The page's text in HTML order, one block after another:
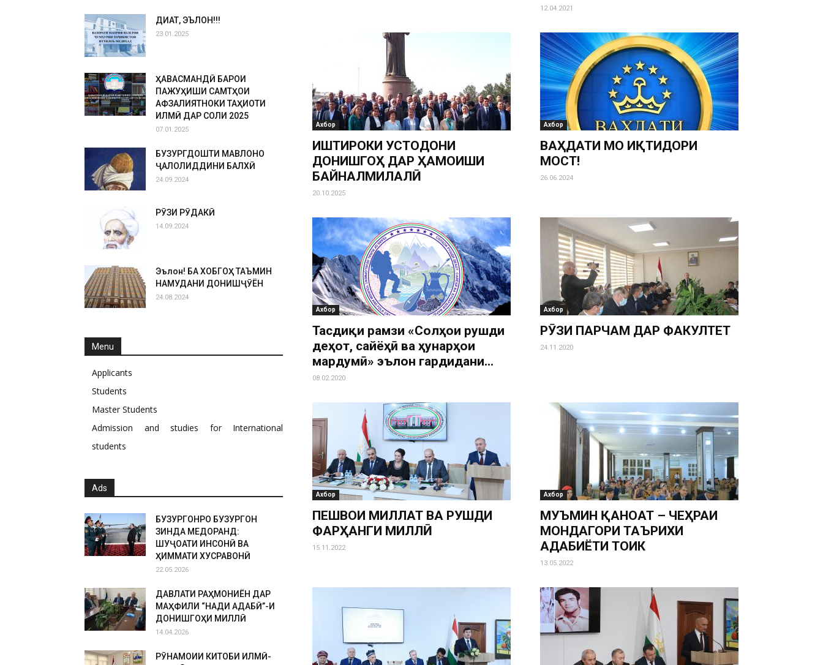
12.04.2021
Ахбор
ИШТИРОКИ УСТОДОНИ
ДОНИШГОҲ ДАР ҲАМОИШИ
БАЙНАЛМИЛАЛӢ
20.10.2025
Ахбор
ВАҲДАТИ МО ИҚТИДОРИ
МОСТ!
26.06.2024
Ахбор
Тасдиқи рамзи «Солҳои рушди
деҳот, сайёҳӣ ва ҳунарҳои
мардумӣ» эълон гардидани...
08.02.2020
Ахбор
РӮЗИ ПАРЧАМ ДАР ФАКУЛТЕТ
24.11.2020
Ахбор
ПЕШВОИ МИЛЛАТ ВА РУШДИ
ФАРҲАНГИ МИЛЛӢ
15.11.2022
Ахбор
МУЪМИН ҚАНОАТ – ЧЕҲРАИ
МОНДАГОРИ ТАЪРИХИ
АДАБИЁТИ ТОҶИК
13.05.2022
ДИҚҚАТ, ЭЪЛОН!!!
23.01.2025
ҲАВАСМАНДӢ БАРОИ
ПАЖУҲИШИ САМТҲОИ
АФЗАЛИЯТНОКИ ТАҲҚИҚОТИ
ИЛМӢ ДАР СОЛИ 2025
07.01.2025
БУЗУРГДОШТИ МАВЛОНО
ҶАЛОЛИДДИНИ БАЛХӢ
24.09.2024
РӮЗИ РӮДАКӢ
14.09.2024
Эълон! БА ХОБГОҲ ТАЪМИН
НАМУДАНИ ДОНИШҶӮЁН
24.08.2024
Menu
Applicants
Students
Master Students
Admission and studies for International
students
Ads
БУЗУРГОНРО БУЗУРГОН
ЗИНДА МЕДОРАНД:
ШУҶОАТИ ИНСОНӢ ВА
ҲИММАТИ ХУСРАВОНӢ
22.05.2026
ДАВЛАТИ РАҲМОНИЁН ДАР
МАҲФИЛИ “НАҚДИ АДАБӢ”-И
ДОНИШГОҲИ МИЛЛӢ
14.04.2026
РӮНАМОИИ КИТОБИ ИЛМӢ-